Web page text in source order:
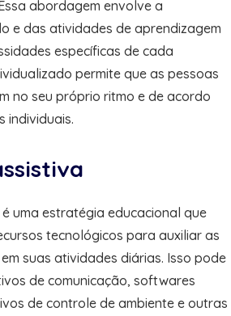
abordagem envolve a
e das atividades de aprendizagem
específicas de cada
permite que as pessoas
no seu próprio ritmo e de acordo
individuais.
uma estratégia educacional que
tecnológicos para auxiliar as
suas atividades diárias. Isso pode
de comunicação, softwares
de controle de ambiente e outras